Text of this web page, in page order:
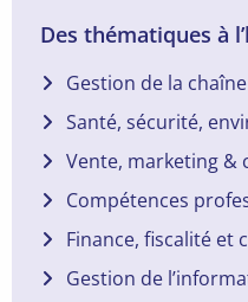
Des thématiques à
Gestion de la
Santé, sécurité,
Vente, marketing &
Compétences
Finance, fiscalité et
Gestion de